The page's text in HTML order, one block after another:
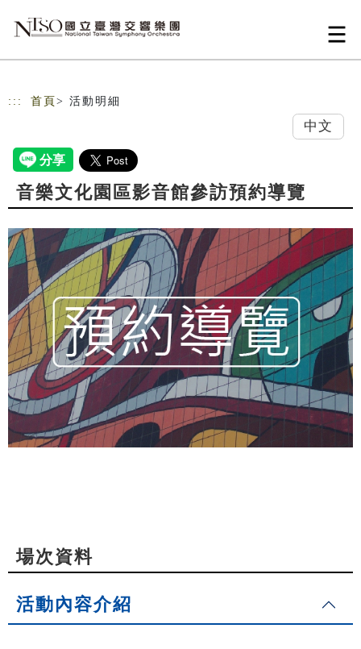
::: 首頁 > 活動明細
中文
音樂文化園區影音館參訪預約導覽
場次資料
活動內容介紹